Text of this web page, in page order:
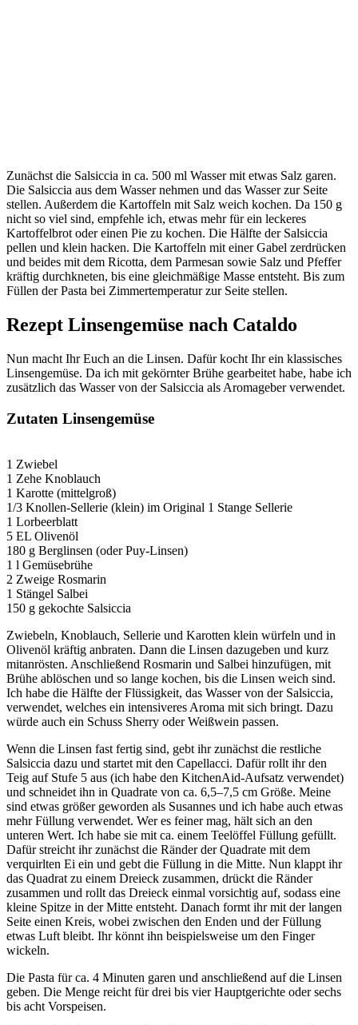
Zunächst die Salsiccia in ca. 500 ml Wasser mit etwas Salz garen.
Die Salsiccia aus dem Wasser nehmen und das Wasser zur Seite
stellen. Außerdem die Kartoffeln mit Salz weich kochen. Da 150 g
nicht so viel sind, empfehle ich, etwas mehr für ein leckeres
Kartoffelbrot oder einen Pie zu kochen. Die Hälfte der Salsiccia
pellen und klein hacken. Die Kartoffeln mit einer Gabel zerdrücken
und beides mit dem Ricotta, dem Parmesan sowie Salz und Pfeffer
kräftig durchkneten, bis eine gleichmäßige Masse entsteht. Bis zum
Füllen der Pasta bei Zimmertemperatur zur Seite stellen.
Rezept Linsengemüse nach Cataldo
Nun macht Ihr Euch an die Linsen. Dafür kocht Ihr ein klassisches
Linsengemüse. Da ich mit gekörnter Brühe gearbeitet habe, habe ich
zusätzlich das Wasser von der Salsiccia als Aromageber verwendet.
Zutaten Linsengemüse
1 Zwiebel
1 Zehe Knoblauch
1 Karotte (mittelgroß)
1/3 Knollen-Sellerie (klein) im Original 1 Stange Sellerie
1 Lorbeerblatt
5 EL Olivenöl
180 g Berglinsen (oder Puy-Linsen)
1 l Gemüsebrühe
2 Zweige Rosmarin
1 Stängel Salbei
150 g gekochte Salsiccia
Zwiebeln, Knoblauch, Sellerie und Karotten klein würfeln und in
Olivenöl kräftig anbraten. Dann die Linsen dazugeben und kurz
mitanrösten. Anschließend Rosmarin und Salbei hinzufügen, mit
Brühe ablöschen und so lange kochen, bis die Linsen weich sind.
Ich habe die Hälfte der Flüssigkeit, das Wasser von der Salsiccia,
verwendet, welches ein intensiveres Aroma mit sich bringt. Dazu
würde auch ein Schuss Sherry oder Weißwein passen.
Wenn die Linsen fast fertig sind, gebt ihr zunächst die restliche
Salsiccia dazu und startet mit den Capellacci. Dafür rollt ihr den
Teig auf Stufe 5 aus (ich habe den KitchenAid-Aufsatz verwendet)
und schneidet ihn in Quadrate von ca. 6,5–7,5 cm Größe. Meine
sind etwas größer geworden als Susannes und ich habe auch etwas
mehr Füllung verwendet. Wer es feiner mag, hält sich an den
unteren Wert. Ich habe sie mit ca. einem Teelöffel Füllung gefüllt.
Dafür streicht ihr zunächst die Ränder der Quadrate mit dem
verquirlten Ei ein und gebt die Füllung in die Mitte. Nun klappt ihr
das Quadrat zu einem Dreieck zusammen, drückt die Ränder
zusammen und rollt das Dreieck einmal vorsichtig auf, sodass eine
kleine Spitze in der Mitte entsteht. Danach formt ihr mit der langen
Seite einen Kreis, wobei zwischen den Enden und der Füllung
etwas Luft bleibt. Ihr könnt ihn beispielsweise um den Finger
wickeln.
Die Pasta für ca. 4 Minuten garen und anschließend auf die Linsen
geben. Die Menge reicht für drei bis vier Hauptgerichte oder sechs
bis acht Vorspeisen.